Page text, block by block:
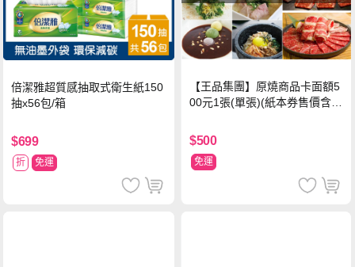
倍潔雅超質感抽取式衛生紙150
抽x56包/箱
$699
折 免運
【王品集團】原燒商品卡面額5
00元1張(單張)(紙本券售價含平
$500
免運